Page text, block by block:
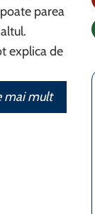
parea
explica de
mai mult